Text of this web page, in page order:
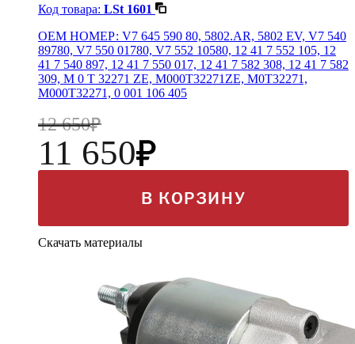
Код товара: LSt 1601
OEM НОМЕР: V7 645 590 80, 5802.AR, 5802 EV, V7 540
89780, V7 550 01780, V7 552 10580, 12 41 7 552 105, 12
41 7 540 897, 12 41 7 550 017, 12 41 7 582 308, 12 41 7 582
309, M 0 T 32271 ZE, M000T32271ZE, M0T32271,
M000T32271, 0 001 106 405
12 650
11 650
В КОРЗИНУ
Скачать материалы